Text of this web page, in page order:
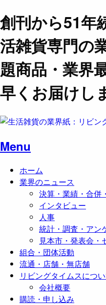
創刊から51年
活雑貨専門の
題商品・業界
早くお届けし
Menu
ホーム
業界のニュース
決算・業績・合併
インタビュー
人事
統計・調査・アン
見本市・発表会・
組合・団体活動
流通・店舗・無店舗
リビングタイムスにつ
会社概要
購読・申し込み